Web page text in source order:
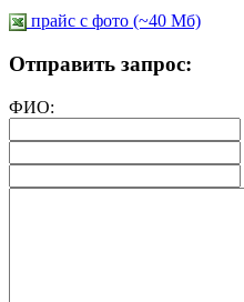
прайс c фото (~40 Мб)
Отправить запрос:
ФИО: